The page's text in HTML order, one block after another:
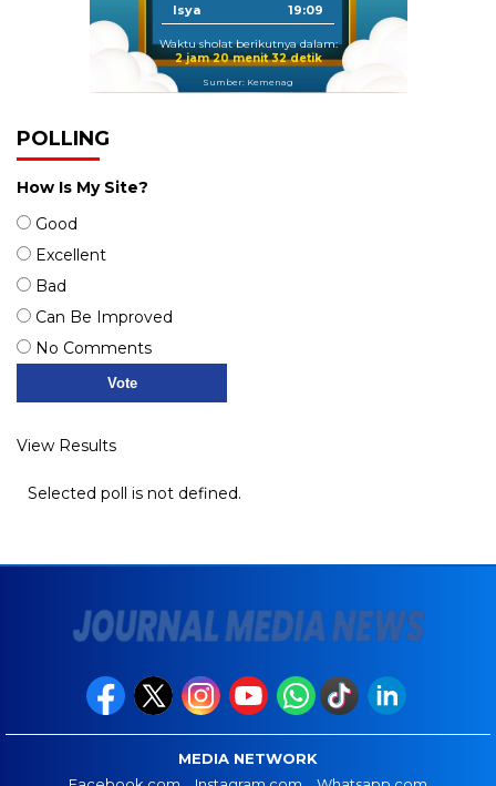
Isya 19:09
Waktu sholat berikutnya dalam:
2 jam 20 menit 31 detik
Sumber: Kemenag
POLLING
How Is My Site?
Good
Excellent
Bad
Can Be Improved
No Comments
View Results
Selected poll is not defined.
MEDIA NETWORK